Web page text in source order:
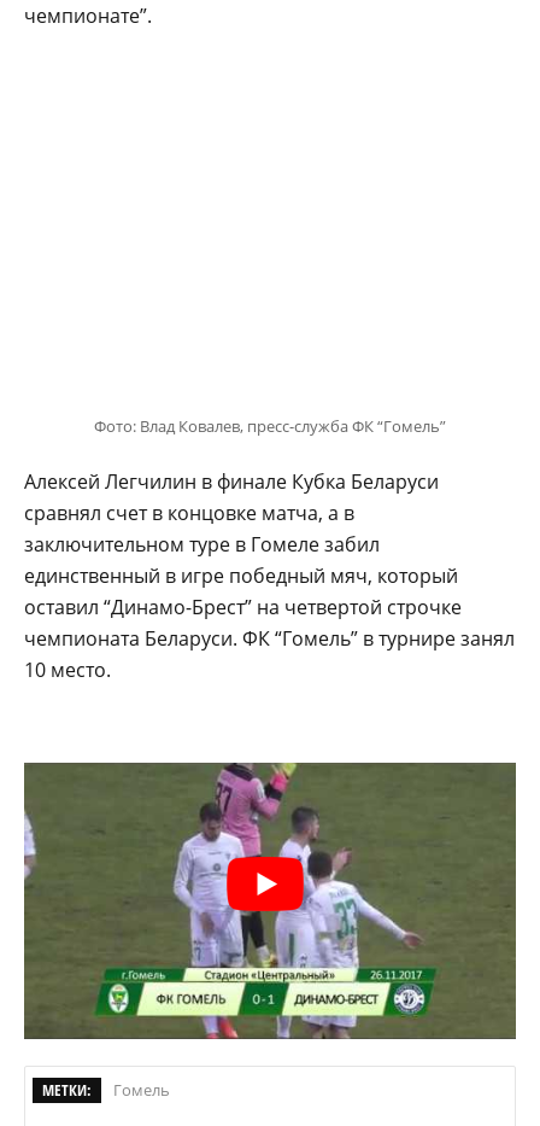
чемпионате”.
Фото: Влад Ковалев, пресс-служба ФК “Гомель”
Алексей Легчилин в финале Кубка Беларуси
сравнял счет в концовке матча, а в
заключительном туре в Гомеле забил
единственный в игре победный мяч, который
оставил “Динамо-Брест” на четвертой строчке
чемпионата Беларуси. ФК “Гомель” в турнире занял
10 место.
МЕТКИ: Гомель